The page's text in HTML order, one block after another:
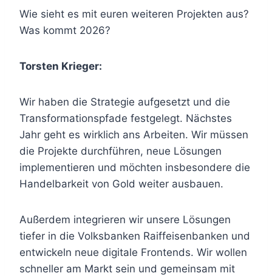
Wie sieht es mit euren weiteren Projekten aus?
Was kommt 2026?
Torsten Krieger:
Wir haben die Strategie aufgesetzt und die
Transformationspfade festgelegt. Nächstes
Jahr geht es wirklich ans Arbeiten. Wir müssen
die Projekte durchführen, neue Lösungen
implementieren und möchten insbesondere die
Handelbarkeit von Gold weiter ausbauen.
Außerdem integrieren wir unsere Lösungen
tiefer in die Volksbanken Raiffeisenbanken und
entwickeln neue digitale Frontends. Wir wollen
schneller am Markt sein und gemeinsam mit